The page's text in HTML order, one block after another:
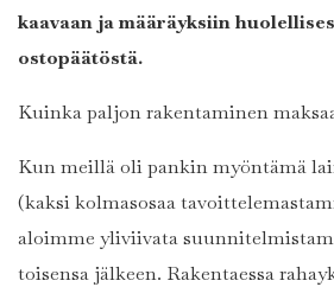
kaavaan ja määräyksiin
ostopäätöstä.
Kuinka paljon rakentaminen
Kun meillä oli pankin myöntämä
(kaksi kolmasosaa
aloimme yliviivata
toisensa jälkeen. Rakentaessa